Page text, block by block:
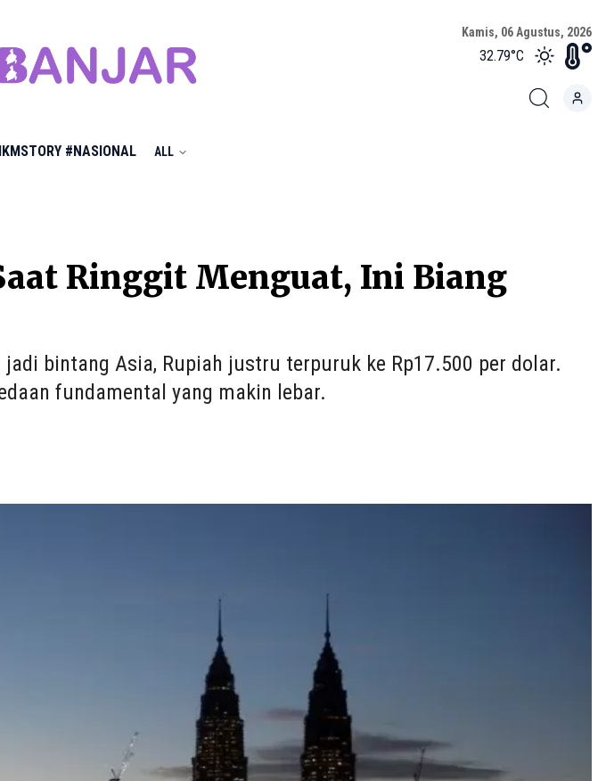
Kamis, 06 Agustus, 2026
32.79°C
#NASIONAL ALL
Ringgit Menguat, Ini Biang
bintang Asia, Rupiah justru terpuruk ke Rp17.500 per dolar.
fundamental yang makin lebar.